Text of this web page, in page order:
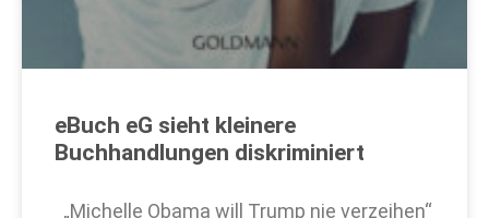
eBuch eG sieht kleinere
Buchhandlungen diskriminiert
„Michelle Obama will Trump nie verzeihen“